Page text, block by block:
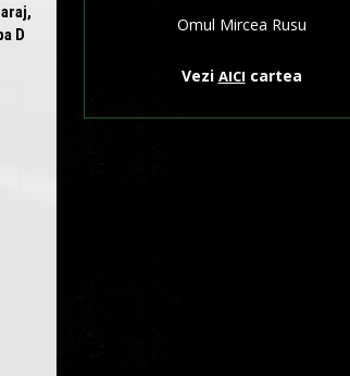
D
Omul Mircea Rusu
Vezi AICI cartea